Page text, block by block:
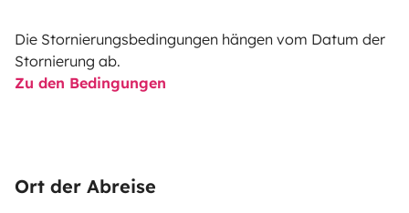
Die Stornierungsbedingungen hängen vom Datum der
Stornierung ab.
Zu den Bedingungen
Ort der Abreise